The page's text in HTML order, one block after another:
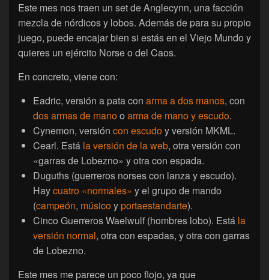
Este mes nos traen un set de Anglecynn, una facción
mezcla de nórdicos y lobos. Además de para su propio
juego, puede encajar bien si estás en el Viejo Mundo y
quieres un ejército Norse o del Caos.
En concreto, viene con:
Eadric, versión a pata con arma a dos manos, con
dos armas de manoo arma de mano y escudo.
Cynemon, versión con escudoy versión MKML.
Cearl. Está la versión de la web, otra versión con
«garras de Lobezno» y otra con espada.
Duguths (guerreros norses con lanza y escudo).
Haycuatro «normales» y el grupo de mando
(campeón, músicoyportaestandarte).
Cinco Guerreros Waelwulf (hombres lobo). Está la
versión normal, otra con espadas, y otra con garras
de Lobezno.
Este mes me parece un poco flojo, ya que